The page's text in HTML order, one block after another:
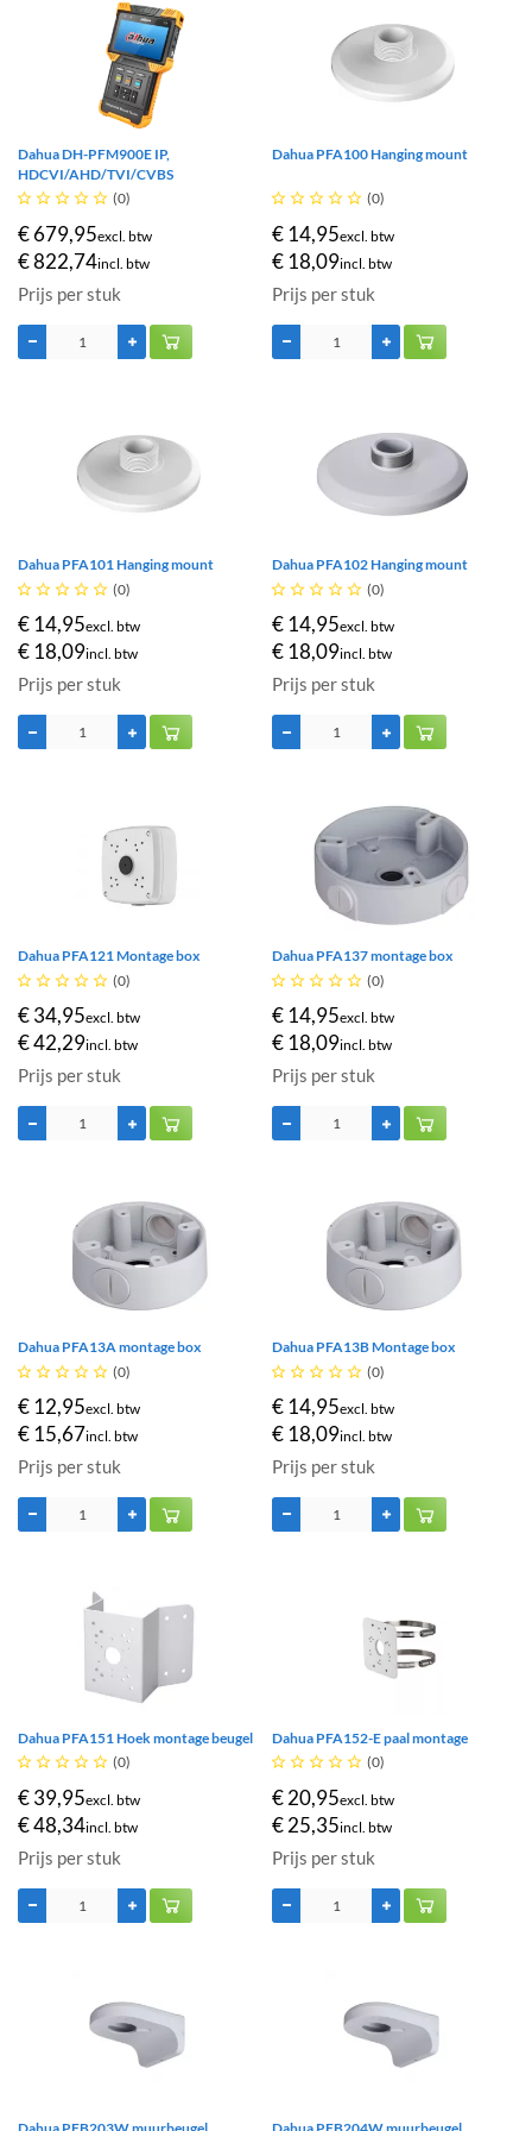
Dahua DH-PFM900E IP,
HDCVI/AHD/TVI/CVBS
     (0)
€ 679,95excl. btw
€ 822,74incl. btw
Prijs per stuk
Dahua PFA100 Hanging mount
     (0)
€ 14,95excl. btw
€ 18,09incl. btw
Prijs per stuk
Dahua PFA101 Hanging mount
     (0)
€ 14,95excl. btw
€ 18,09incl. btw
Prijs per stuk
Dahua PFA102 Hanging mount
     (0)
€ 14,95excl. btw
€ 18,09incl. btw
Prijs per stuk
Dahua PFA121 Montage box
     (0)
€ 34,95excl. btw
€ 42,29incl. btw
Prijs per stuk
Dahua PFA137 montage box
     (0)
€ 14,95excl. btw
€ 18,09incl. btw
Prijs per stuk
Dahua PFA13A montage box
     (0)
€ 12,95excl. btw
€ 15,67incl. btw
Prijs per stuk
Dahua PFA13B Montage box
     (0)
€ 14,95excl. btw
€ 18,09incl. btw
Prijs per stuk
Dahua PFA151 Hoek montage beugel
     (0)
€ 39,95excl. btw
€ 48,34incl. btw
Prijs per stuk
Dahua PFA152-E paal montage
     (0)
€ 20,95excl. btw
€ 25,35incl. btw
Prijs per stuk